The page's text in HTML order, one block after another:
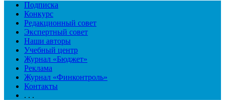
Подписка
Конкурс
Редакционный совет
Экспертный совет
Наши авторы
Учебный центр
Журнал «Бюджет»
Реклама
Журнал «Финконтроль»
Контакты
. . .